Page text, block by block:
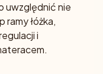
uwzględnić nie
ramy łóżka,
i